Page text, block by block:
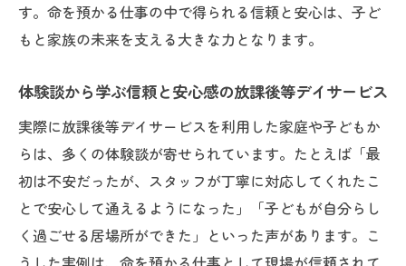
す。命を預かる仕事の中で得られる信頼と安心は、子ど
もと家族の未来を支える大きな力となります。
体験談から学ぶ信頼と安心感の放課後等デイサービス
実際に放課後等デイサービスを利用した家庭や子どもか
らは、多くの体験談が寄せられています。たとえば「最
初は不安だったが、スタッフが丁寧に対応してくれたこ
とで安心して通えるようになった」「子どもが自分らし
く過ごせる居場所ができた」といった声があります。こ